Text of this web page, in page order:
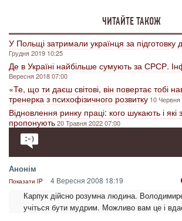
ЧИТАЙТЕ ТАКОЖ
У Польщі затримали українця за підготовку
Грудня 2019 10:25
Де в Україні найбільше сумують за СРСР.
Вересня 2018 07:00
«Те, що ти даєш світові, він повертає тобі
тренерка з психофізичного розвитку 10
Відновлення ринку праці: кого шукають і які
пропонують20 Травня 2022 07:00
Анонім
Показати IP 4 Вересня 2008 18:19
Карпук дійсно розумна людина.
учіться бути мудрим. Можливо вам це і